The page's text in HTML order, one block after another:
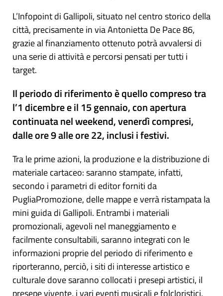
L’Infopoint di Gallipoli, situato nel centro storico della
città, precisamente in via Antonietta De Pace 86,
grazie al finanziamento ottenuto potrà avvalersi di
una serie di attività e percorsi pensati per tutti i
target.
Il periodo di riferimento è quello compreso tra
l’1 dicembre e il 15 gennaio, con apertura
continuata nel weekend, venerdì compresi,
dalle ore 9 alle ore 22, inclusi i festivi.
Tra le prime azioni, la produzione e la distribuzione di
materiale cartaceo: saranno stampate, infatti,
secondo i parametri di editor forniti da
PugliaPromozione, delle mappe e verrà ristampata la
mini guida di Gallipoli. Entrambi i materiali
promozionali, agevoli nel maneggiamento e
facilmente consultabili, saranno integrati con le
informazioni proprie del periodo di riferimento e
riporteranno, perciò, i siti di interesse artistico e
culturale dove saranno collocati i presepi artistici, il
presepe vivente, i vari eventi musicali e folcloristici,